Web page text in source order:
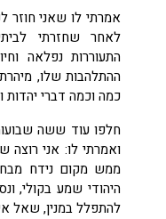
אמרתי לו שאני חוזר
לאחר שחזרתי
התעוררות נפלאה
ההתלהבות שלו,
כמה וכמה דברי יהדות
חלפו עוד ששה
ואמרתי לו: אני רוצה
ממש מקום נידח
היהודי שמע בקולי,
להתפלל במנין, שאל